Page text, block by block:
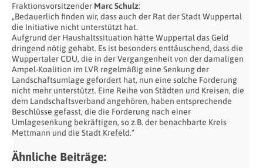
Fraktionsvorsitzender Marc Schulz:
„Bedauerlich finden wir, dass auch der Rat der Stadt Wuppertal
die Initiative nicht unterstützt hat.
Aufgrund der Haushaltssituation hätte Wuppertal das Geld
dringend nötig gehabt. Es ist besonders enttäuschend, dass die
Wuppertaler CDU, die in der Vergangenheit von der damaligen
Ampel-Koalition im LVR regelmäßig eine Senkung der
Landschaftsumlage gefordert hat, nun eine solche Forderung
nicht mehr unterstützt. Eine Reihe von Städten und Kreisen, die
dem Landschaftsverband angehören, haben entsprechende
Beschlüsse gefasst, die die Forderung nach einer
Umlagesenkung bekräftigen, so z.B. der benachbarte Kreis
Mettmann und die Stadt Krefeld.“
Ähnliche Beiträge: